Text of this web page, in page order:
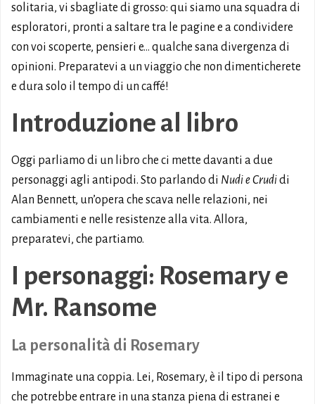
solitaria, vi sbagliate di grosso: qui siamo una squadra di
esploratori, pronti a saltare tra le pagine e a condividere
con voi scoperte, pensieri e… qualche sana divergenza di
opinioni. Preparatevi a un viaggio che non dimenticherete
e dura solo il tempo di un caffé!
Introduzione al libro
Oggi parliamo di un libro che ci mette davanti a due
personaggi agli antipodi. Sto parlando di Nudi e Crudidi
Alan Bennett, un’opera che scava nelle relazioni, nei
cambiamenti e nelle resistenze alla vita. Allora,
preparatevi, che partiamo.
I personaggi: Rosemary e
Mr. Ransome
La personalità di Rosemary
Immaginate una coppia. Lei, Rosemary, è il tipo di persona
che potrebbe entrare in una stanza piena di estranei e